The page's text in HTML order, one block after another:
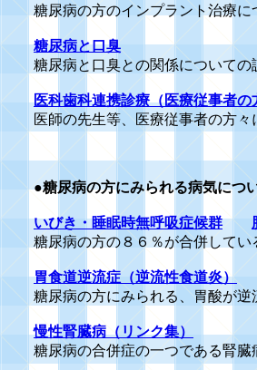
糖尿病の方のインプラント治療に
糖尿病と口臭
糖尿病と口臭との関係についての
医科歯科連携診療（医療従事者の
医師の先生等、医療従事者の方
●糖尿病の方にみられる病気につ
いびき・睡眠時無呼吸症候群
糖尿病の方の８６％が合併して
胃食道逆流症（逆流性食道炎）
糖尿病の方にみられる、胃酸が
慢性腎臓病（リンク集）
糖尿病の合併症の一つである腎